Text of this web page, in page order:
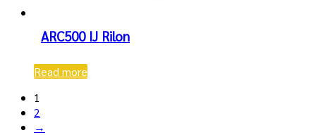
ARC500 IJ Rilon
Read more
1
2
→